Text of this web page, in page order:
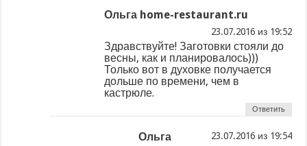
Ольга home-restaurant.ru
из
Здравствуйте! Заготовки стояли до
весны, как и планировалось)))
Только вот в духовке получается
дольше по времени, чем в
кастрюле.
Ответить
Ольга из